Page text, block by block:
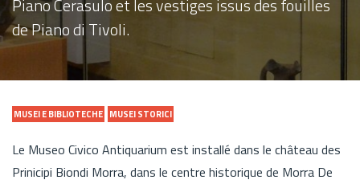
Piano Cerasulo et les vestiges issus des fouilles
de Piano di Tivoli.
MUSEI E BIBLIOTECHE MUSEI STORICI
Le Museo Civico Antiquarium est installé dans le château des
Prinicipi Biondi Morra, dans le centre historique de Morra De